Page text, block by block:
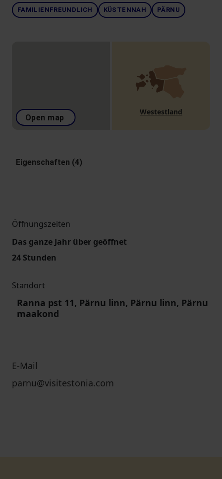
FAMILIENFREUNDLICH KÜSTENNAH PÄRNU
Open map
Westestland
Eigenschaften (4)
Öffnungszeiten
Das ganze Jahr über geöffnet
24 Stunden
Standort
Ranna pst 11, Pärnu linn, Pärnu linn, Pärnu
maakond
E-Mail
parnu@visitestonia.com